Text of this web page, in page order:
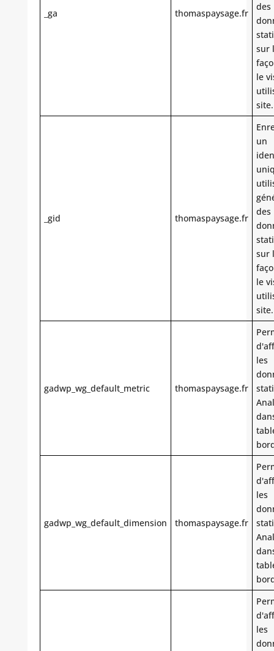
_ga thomaspaysage.fr
des
sur
le
site.
_gid thomaspaysage.fr
un
des
sur
le
site.
gadwp_wg_default_metric thomaspaysage.fr
les
gadwp_wg_default_dimension thomaspaysage.fr
les
les